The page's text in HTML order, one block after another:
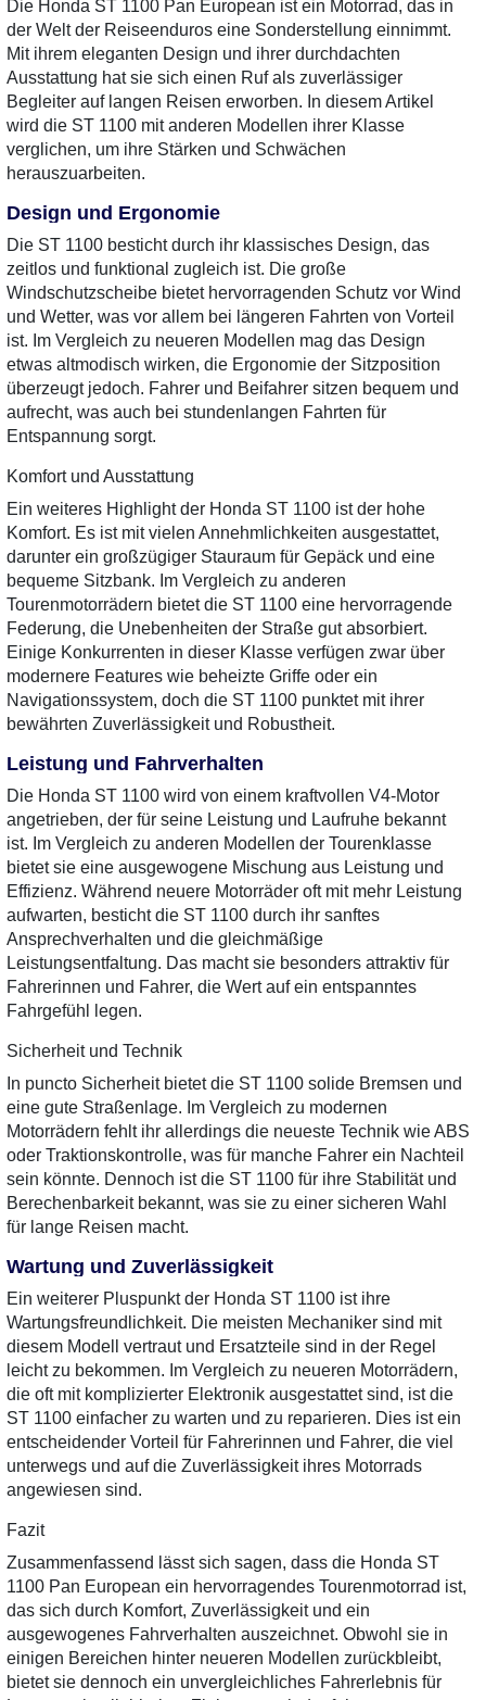
Die Honda ST 1100 Pan European ist ein Motorrad, das in
der Welt der Reiseenduros eine Sonderstellung einnimmt.
Mit ihrem eleganten Design und ihrer durchdachten
Ausstattung hat sie sich einen Ruf als zuverlässiger
Begleiter auf langen Reisen erworben. In diesem Artikel
wird die ST 1100 mit anderen Modellen ihrer Klasse
verglichen, um ihre Stärken und Schwächen
herauszuarbeiten.
Design und Ergonomie
Die ST 1100 besticht durch ihr klassisches Design, das
zeitlos und funktional zugleich ist. Die große
Windschutzscheibe bietet hervorragenden Schutz vor Wind
und Wetter, was vor allem bei längeren Fahrten von Vorteil
ist. Im Vergleich zu neueren Modellen mag das Design
etwas altmodisch wirken, die Ergonomie der Sitzposition
überzeugt jedoch. Fahrer und Beifahrer sitzen bequem und
aufrecht, was auch bei stundenlangen Fahrten für
Entspannung sorgt.
Komfort und Ausstattung
Ein weiteres Highlight der Honda ST 1100 ist der hohe
Komfort. Es ist mit vielen Annehmlichkeiten ausgestattet,
darunter ein großzügiger Stauraum für Gepäck und eine
bequeme Sitzbank. Im Vergleich zu anderen
Tourenmotorrädern bietet die ST 1100 eine hervorragende
Federung, die Unebenheiten der Straße gut absorbiert.
Einige Konkurrenten in dieser Klasse verfügen zwar über
modernere Features wie beheizte Griffe oder ein
Navigationssystem, doch die ST 1100 punktet mit ihrer
bewährten Zuverlässigkeit und Robustheit.
Leistung und Fahrverhalten
Die Honda ST 1100 wird von einem kraftvollen V4-Motor
angetrieben, der für seine Leistung und Laufruhe bekannt
ist. Im Vergleich zu anderen Modellen der Tourenklasse
bietet sie eine ausgewogene Mischung aus Leistung und
Effizienz. Während neuere Motorräder oft mit mehr Leistung
aufwarten, besticht die ST 1100 durch ihr sanftes
Ansprechverhalten und die gleichmäßige
Leistungsentfaltung. Das macht sie besonders attraktiv für
Fahrerinnen und Fahrer, die Wert auf ein entspanntes
Fahrgefühl legen.
Sicherheit und Technik
In puncto Sicherheit bietet die ST 1100 solide Bremsen und
eine gute Straßenlage. Im Vergleich zu modernen
Motorrädern fehlt ihr allerdings die neueste Technik wie ABS
oder Traktionskontrolle, was für manche Fahrer ein Nachteil
sein könnte. Dennoch ist die ST 1100 für ihre Stabilität und
Berechenbarkeit bekannt, was sie zu einer sicheren Wahl
für lange Reisen macht.
Wartung und Zuverlässigkeit
Ein weiterer Pluspunkt der Honda ST 1100 ist ihre
Wartungsfreundlichkeit. Die meisten Mechaniker sind mit
diesem Modell vertraut und Ersatzteile sind in der Regel
leicht zu bekommen. Im Vergleich zu neueren Motorrädern,
die oft mit komplizierter Elektronik ausgestattet sind, ist die
ST 1100 einfacher zu warten und zu reparieren. Dies ist ein
entscheidender Vorteil für Fahrerinnen und Fahrer, die viel
unterwegs und auf die Zuverlässigkeit ihres Motorrads
angewiesen sind.
Fazit
Zusammenfassend lässt sich sagen, dass die Honda ST
1100 Pan European ein hervorragendes Tourenmotorrad ist,
das sich durch Komfort, Zuverlässigkeit und ein
ausgewogenes Fahrverhalten auszeichnet. Obwohl sie in
einigen Bereichen hinter neueren Modellen zurückbleibt,
bietet sie dennoch ein unvergleichliches Fahrerlebnis für